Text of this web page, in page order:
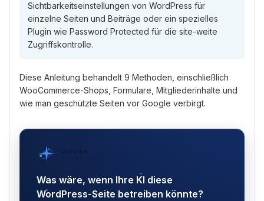
Sichtbarkeitseinstellungen von WordPress für
einzelne Seiten und Beiträge oder ein spezielles
Plugin wie Password Protected für die site-weite
Zugriffskontrolle.
Diese Anleitung behandelt 9 Methoden, einschließlich
WooCommerce-Shops, Formulare, Mitgliederinhalte und
wie man geschützte Seiten vor Google verbirgt.
WPVibe
Was wäre, wenn Ihre KI diese
WordPress-Seite betreiben könnte?